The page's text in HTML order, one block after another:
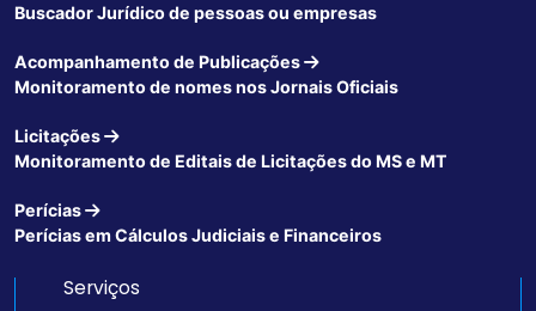
Buscador Jurídico de pessoas ou empresas
Acompanhamento de Publicações
Monitoramento de nomes nos Jornais Oficiais
Licitações
Monitoramento de Editais de Licitações do MS e MT
Perícias
Perícias em Cálculos Judiciais e Financeiros
Serviços